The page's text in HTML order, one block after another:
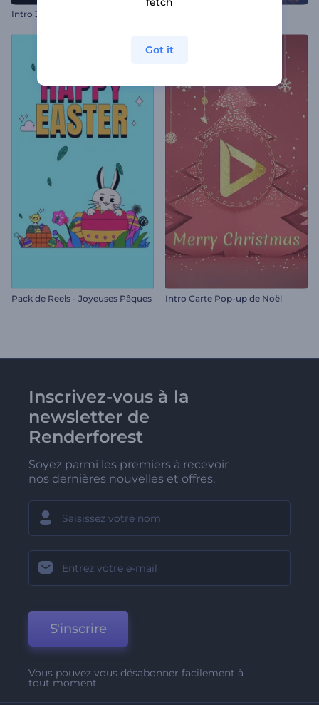
Intro 3D pixelisée
Pack de Reels - Joyeuses Pâques Intro Carte Pop-up de Noël
Inscrivez-vous à la
newsletter de
Renderforest
Soyez parmi les premiers à recevoir
nos dernières nouvelles et offres.
S'inscrire
Vous pouvez vous désabonner facilement à
tout moment.
Got it